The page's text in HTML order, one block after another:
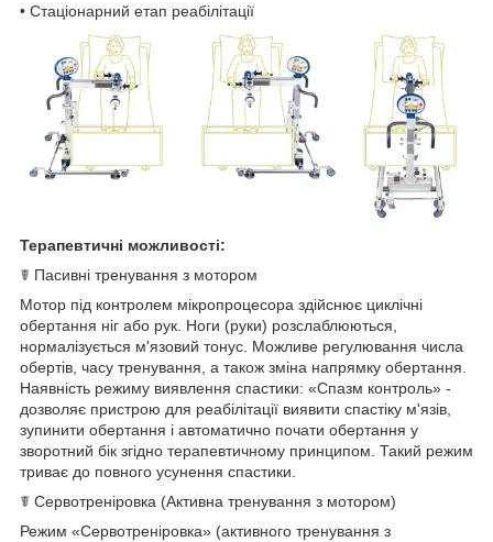
• Стаціонарний етап реабілітації
Терапевтичні можливості:
☤ Пасивні тренування з мотором
Мотор під контролем мікропроцесора здійснює циклічні
обертання ніг або рук. Ноги (руки) розслаблюються,
нормалізується м'язовий тонус. Можливе регулювання числа
обертів, часу тренування, а також зміна напрямку обертання.
Наявність режиму виявлення спастики: «Спазм контроль» -
дозволяє пристрою для реабілітації виявити спастіку м'язів,
зупинити обертання і автоматично почати обертання у
зворотний бік згідно терапевтичному принципом. Такий режим
триває до повного усунення спастики.
☤ Сервотреніровка (Активна тренування з мотором)
Режим «Сервотреніровка» (активного тренування з